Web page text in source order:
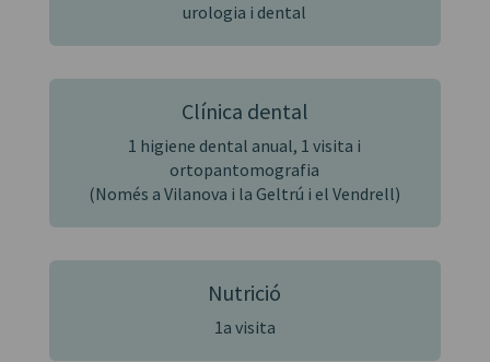
urologia i dental
Clínica dental
1 higiene dental anual, 1 visita i
ortopantomografia
(Només a Vilanova i la Geltrú i el Vendrell)
Nutrició
1a visita